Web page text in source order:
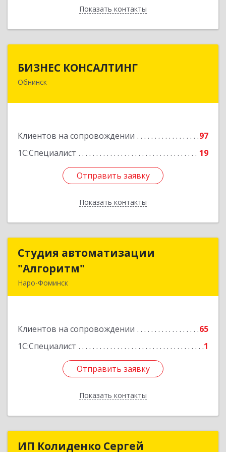
Показать контакты
Назад
БИЗНЕС КОНСАЛТИНГ
Обнинск
Клиентов на сопровождении
97
1С:Специалист
19
Отправить заявку
Показать контакты
249032, Калужская обл, Обнинск г, Курчатова ул,
Отправить заявку
Назад
Студия автоматизации
"Алгоритм"
Наро-Фоминск
Клиентов на сопровождении
65
1С:Специалист
1
Отправить заявку
Показать контакты
Студия автоматизации
Подробнее
Отправить заявку
Назад
ИП Колиденко СергейИП Колиденко Сергей